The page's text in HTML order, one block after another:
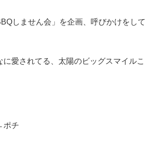
しません会」を企画、呼びかけをして
に愛されてる、太陽のビッグスマイルこ
チ